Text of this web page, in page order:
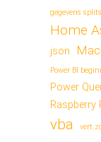
gegevens
Home
json
Power BI
Power
Raspberry
vba